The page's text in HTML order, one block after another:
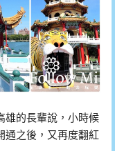
雄的長輩說，小時候
通之後，又再度翻紅